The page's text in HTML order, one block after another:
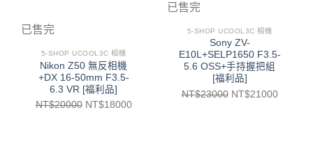
已售完
5-SHOP UCOOL3C 相機
Nikon Z50 無反相機
+DX 16-50mm F3.5-
6.3 VR [福利品]
NT$20000 NT$18000
已售完
5-SHOP UCOOL3C 相機
Sony ZV-
E10L+SELP1650 F3.5-
5.6 OSS+手持握把組
[福利品]
NT$23000 NT$21000